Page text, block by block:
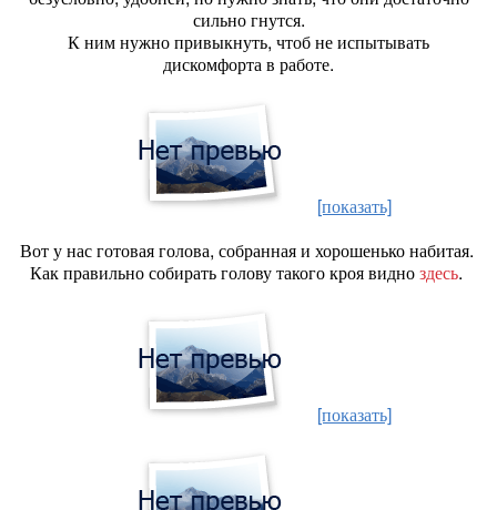
сильно гнутся.
К ним нужно привыкнуть, чтоб не испытывать
дискомфорта в работе.
[показать]
Вот у нас готовая голова, собранная и хорошенько набитая.
Как правильно собирать голову такого кроя видноздесь.
[показать]